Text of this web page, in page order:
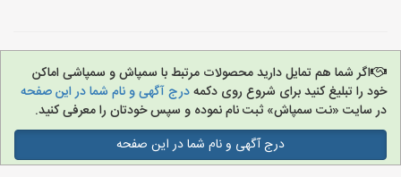
اگر شما هم تمایل دارید محصولات مرتبط با سمپاش و سمپاشی اماکن
خود را تبلیغ کنید برای شروع روی دکمهدرج آگهی و نام شما در این صفحه
در سایت «نت سمپاش» ثبت نام نموده و سپس خودتان را معرفی کنید.
درج آگهی و نام شما در این صفحه